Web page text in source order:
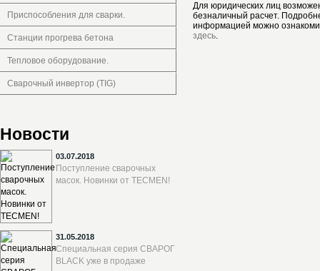
Приспособления для сварки.
Станции прогрева бетона
Тепловое оборудование.
Сварочный инвертор (TIG)
Новости
03.07.2018
Поступление сварочных
масок. Новинки от TECMEN!
31.05.2018
Специальная серия СВАРОГ
BLACK уже в продаже
Для юридических лиц
безналичный расчет.
информацией можно
здесь.